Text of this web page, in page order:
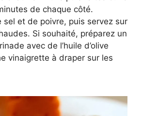
de chaque côté.
sel et de poivre, puis servez sur
Si souhaité, préparez un
avec de l’huile d’olive
vinaigrette à draper sur les